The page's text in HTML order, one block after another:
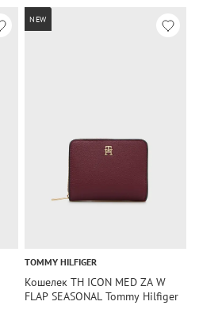
NEW
TOMMY HILFIGER
Кошелек TH ICON MED ZA W
FLAP SEASONAL Tommy Hilfiger